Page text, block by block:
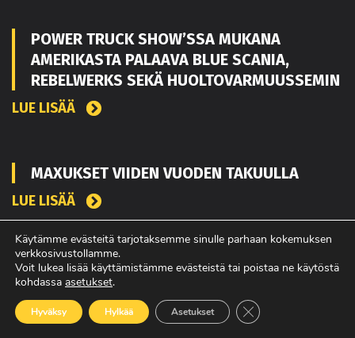
POWER TRUCK SHOW’SSA MUKANA
AMERIKASTA PALAAVA BLUE SCANIA,
REBELWERKS SEKÄ HUOLTOVARMUUSSEMIN
LUE LISÄÄ
MAXUKSET VIIDEN VUODEN TAKUULLA
LUE LISÄÄ
Käytämme evästeitä tarjotaksemme sinulle parhaan kokemuksen
verkkosivustollamme.
Voit lukea lisää käyttämistämme evästeistä tai poistaa ne käytöstä
kohdassa asetukset.
Hyväksy Hylkää Asetukset Sulje evästebanneri